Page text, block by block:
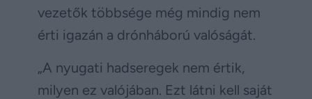
vezetők többsége még mindig nem
érti igazán a drónháború valóságát.
„A nyugati hadseregek nem értik,
milyen ez valójában. Ezt látni kell saját